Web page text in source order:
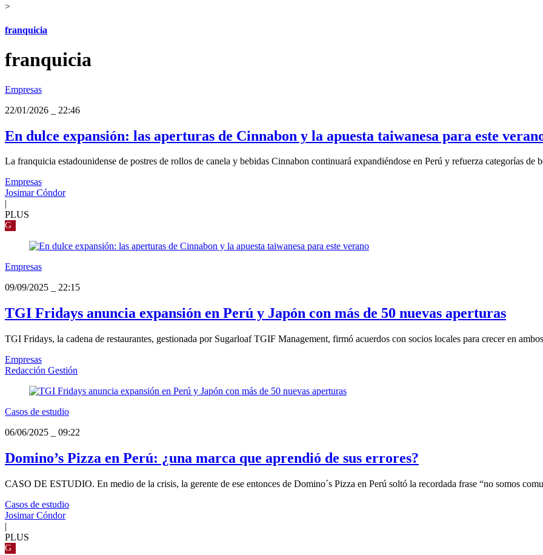
>
franquicia
franquicia
Empresas
22/01/2026
22:46
En dulce expansión: las aperturas de Cinnabon y la apuesta taiwanesa para este
La franquicia estadounidense de postres de rollos de canela y bebidas Cinnabon continuará expandiéndose en Perú y refuerza categorías de
Empresas
Josimar Cóndor
PLUS
G
Empresas
09/09/2025
22:15
TGI Fridays anuncia expansión en Perú y Japón con más de 50 nuevas aperturas
TGI Fridays, la cadena de restaurantes, gestionada por Sugarloaf TGIF Management, firmó acuerdos con socios locales para crecer en
Empresas
Redacción Gestión
Casos de estudio
06/06/2025
09:22
Domino’s Pizza en Perú: ¿una marca que aprendió de sus errores?
CASO DE ESTUDIO. En medio de la crisis, la gerente de ese entonces de Domino´s Pizza en Perú soltó la recordada frase “no somos
Casos de estudio
Josimar Cóndor
|
PLUS
G